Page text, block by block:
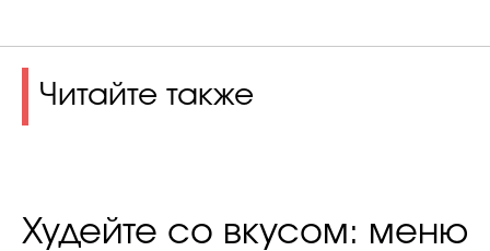
Читайте также
Худейте со вкусом: меню